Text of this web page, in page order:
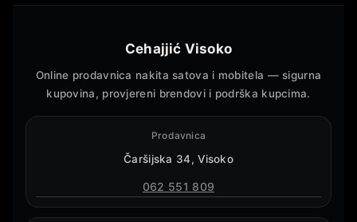
Cehajjić Visoko
Online prodavnica nakita satova i mobitela — sigurna
kupovina, provjereni brendovi i podrška kupcima.
Prodavnica
Čaršijska 34, Visoko
062 551 809